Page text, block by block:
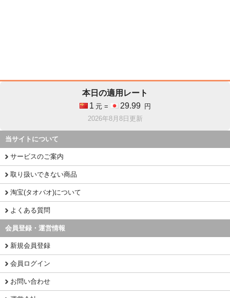
本日の適用レート
1 元 = 29.99
円
2026年8月8日更新
当サイトについて
サービスのご案内
取り扱いできない商品
淘宝(タオバオ)について
よくある質問
会員登録・運営情報
新規会員登録
会員ログイン
お問い合わせ